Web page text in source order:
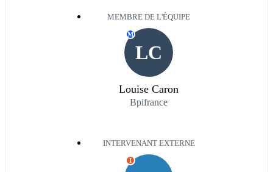
MEMBRE DE L'ÉQUIPE
LC
M
Louise Caron
Bpifrance
INTERVENANT EXTERNE
I